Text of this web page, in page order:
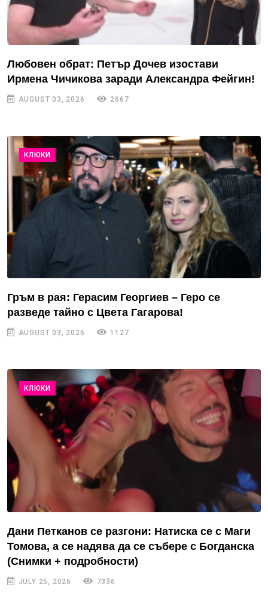
Любовен обрат: Петър Дочев изостави
Ирмена Чичикова заради Александра Фейгин!
AUGUST 03, 2026 2667
КЛЮКИ
Гръм в рая: Герасим Георгиев – Геро се
разведе тайно с Цвета Гагарова!
AUGUST 03, 2026 1127
КЛЮКИ
Дани Петканов се разгони: Натиска се с Маги
Томова, а се надява да се събере с Богданска
(Снимки + подробности)
JULY 25, 2026 7336